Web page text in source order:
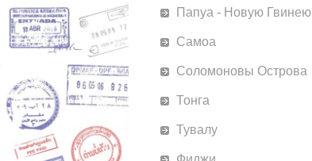
Папуа - Новую Гвинею
Самоа
Соломоновы Острова
Тонга
Тувалу